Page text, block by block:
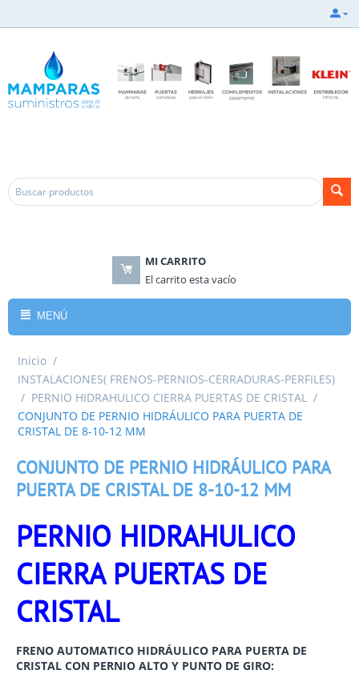
MI CARRITO
El carrito esta vacío
MENÚ
Inicio /
INSTALACIONES( FRENOS-PERNIOS-CERRADURAS-PERFILES)
/ PERNIO HIDRAHULICO CIERRA PUERTAS DE CRISTAL
/
CONJUNTO DE PERNIO HIDRÁULICO PARA PUERTA DE
CRISTAL DE 8-10-12 MM
CONJUNTO DE PERNIO HIDRÁULICO PARA
PUERTA DE CRISTAL DE 8-10-12 MM
PERNIO HIDRAHULICO
CIERRA PUERTAS DE
CRISTAL
FRENO AUTOMATICO HIDRÁULICO PARA PUERTA DE
CRISTAL CON PERNIO ALTO Y PUNTO DE GIRO: